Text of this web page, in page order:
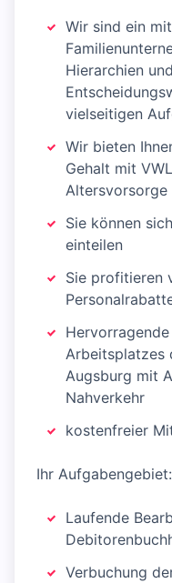
Wir sind ein
Hierarchien
vielseitigen
Wir bieten
Gehalt mit
Altersvorsorge
Sie können
einteilen
Sie profitieren
Arbeitsplatzes
Augsburg mit
Nahverkehr
kostenfreier
Ihr Aufgabengebiet:
Laufende
Verbuchung